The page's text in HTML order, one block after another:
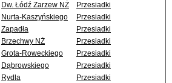
Dw. Łódź Zarzew NŻ
Przesiadki
Nurta-Kaszyńskiego
Przesiadki
Zapadła
Przesiadki
Brzechwy NŻ
Przesiadki
Grota-Roweckiego
Przesiadki
Dąbrowskiego
Przesiadki
Rydla
Przesiadki